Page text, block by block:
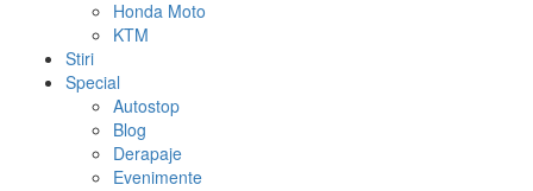
Honda Moto
KTM
Stiri
Special
Autostop
Blog
Derapaje
Evenimente